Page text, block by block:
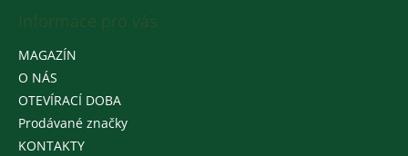
MAGAZÍN
O NÁS
OTEVÍRACÍ DOBA
Prodávané značky
KONTAKTY